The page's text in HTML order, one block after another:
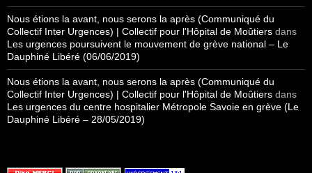
Nous étions la avant, nous serons la après (Communiqué du
Collectif Inter Urgences) | Collectif pour l'Hôpital de Moûtiers dans
Les urgences poursuivent le mouvement de grève national – Le
Dauphiné Libéré (06/06/2019)
Nous étions la avant, nous serons la après (Communiqué du
Collectif Inter Urgences) | Collectif pour l'Hôpital de Moûtiers dans
Les urgences du centre hospitalier Métropole Savoie en grève (Le
Dauphiné Libéré – 28/05/2019)